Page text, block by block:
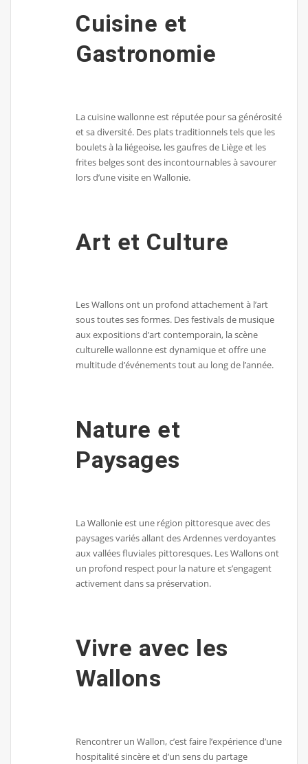
Cuisine et
Gastronomie
La cuisine wallonne est réputée pour sa générosité
et sa diversité. Des plats traditionnels tels que les
boulets à la liégeoise, les gaufres de Liège et les
frites belges sont des incontournables à savourer
lors d’une visite en Wallonie.
Art et Culture
Les Wallons ont un profond attachement à l’art
sous toutes ses formes. Des festivals de musique
aux expositions d’art contemporain, la scène
culturelle wallonne est dynamique et offre une
multitude d’événements tout au long de l’année.
Nature et
Paysages
La Wallonie est une région pittoresque avec des
paysages variés allant des Ardennes verdoyantes
aux vallées fluviales pittoresques. Les Wallons ont
un profond respect pour la nature et s’engagent
activement dans sa préservation.
Vivre avec les
Wallons
Rencontrer un Wallon, c’est faire l’expérience d’une
hospitalité sincère et d’un sens du partage